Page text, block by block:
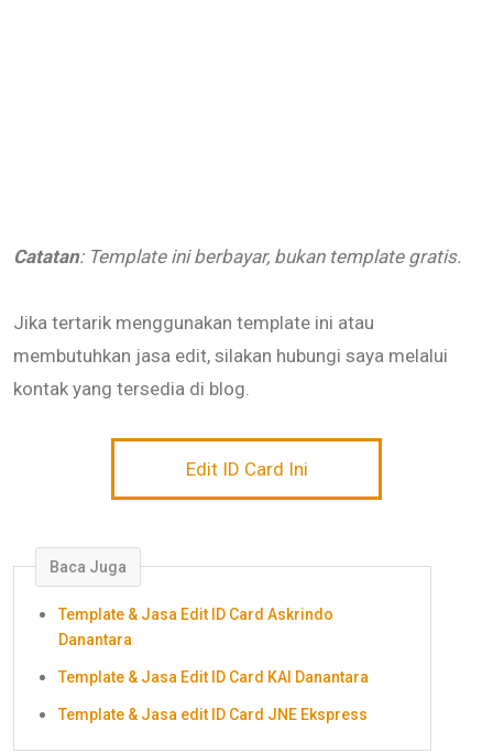
Catatan: Template ini berbayar, bukan template gratis.
Jika tertarik menggunakan template ini atau
membutuhkan jasa edit, silakan hubungi saya melalui
kontak yang tersedia di blog.
Edit ID Card Ini
Baca Juga
Template & Jasa Edit ID Card Askrindo
Danantara
Template & Jasa Edit ID Card KAI Danantara
Template & Jasa edit ID Card JNE Ekspress